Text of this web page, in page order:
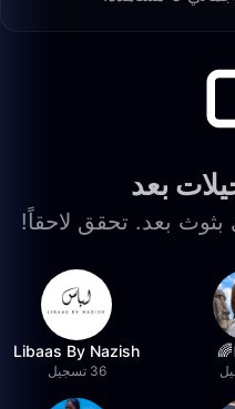
بعد
بعد. تحقق لاحقاً!
Libaas By Nazish
36 تسجيل